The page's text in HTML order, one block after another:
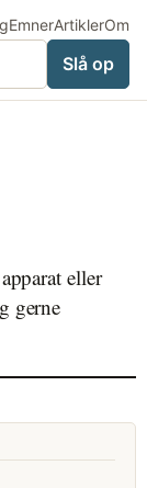
EmnerArtiklerOm
Slå op
eller
gerne